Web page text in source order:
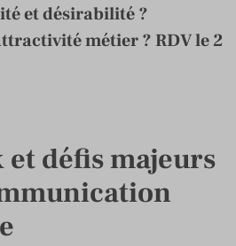
et désirabilité ?
métier ? RDV le 2
et défis majeurs